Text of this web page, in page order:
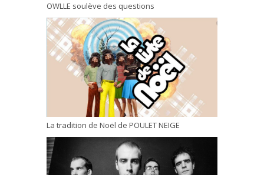
OWLLE soulève des questions
La tradition de Noël de POULET NEIGE